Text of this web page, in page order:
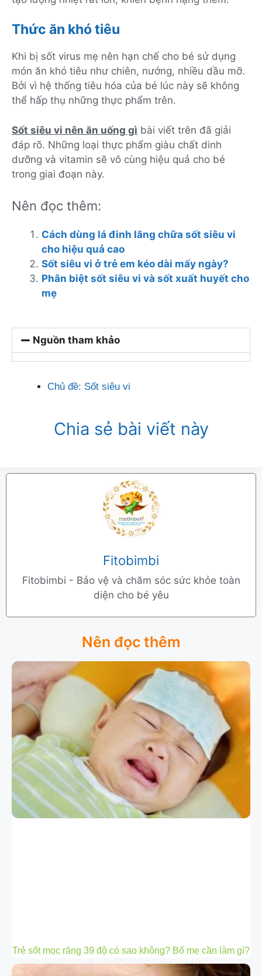
Thức ăn khó tiêu
Khi bị sốt virus mẹ nên hạn chế cho bé sử dụng
món ăn khó tiêu như chiên, nướng, nhiều dầu mỡ.
Bởi vì hệ thống tiêu hóa của bé lúc này sẽ không
thể hấp thụ những thực phẩm trên.
Sốt siêu vi nên ăn uống gì bài viết trên đã giải
đáp rõ. Những loại thực phẩm giàu chất dinh
dưỡng và vitamin sẽ vô cùng hiệu quả cho bé
trong giai đoạn này.
Nên đọc thêm:
Cách dùng lá đinh lăng chữa sốt siêu vi
cho hiệu quả cao
Sốt siêu vi ở trẻ em kéo dài mấy ngày?
Phân biệt sốt siêu vi và sốt xuất huyết cho
mẹ
Nguồn tham khảo
Chủ đề: Sốt siêu vi
Chia sẻ bài viết này
Fitobimbi
Fitobimbi - Bảo vệ và chăm sóc sức khỏe toàn
diện cho bé yêu
Nên đọc thêm
Trẻ sốt mọc răng 39 độ có sao không? Bố mẹ cần làm gì?